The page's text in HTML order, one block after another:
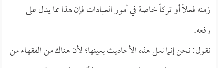
زمنه فعلاً أو تركاً خاصة في أمور العبادات فإن هذا مما يدل على
رفعه.
نقول: نحن إنما نعل هذه الأحاديث بعينها؛ لأن هناك من الفقهاء من